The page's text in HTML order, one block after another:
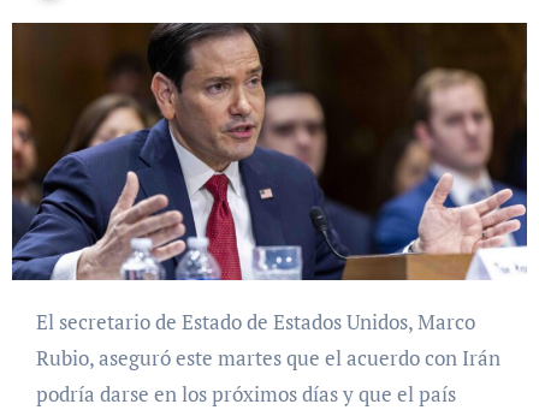
El secretario de Estado de Estados Unidos, Marco
Rubio, aseguró este martes que el acuerdo con Irán
podría darse en los próximos días y que el país